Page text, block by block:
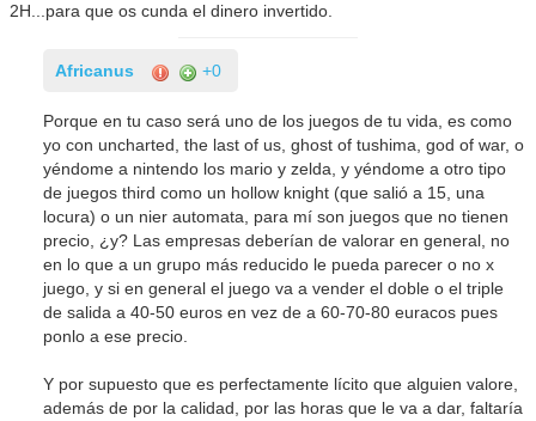
2H...para que os cunda el dinero invertido.
Africanus +0
Porque en tu caso será uno de los juegos de tu vida, es como
yo con uncharted, the last of us, ghost of tushima, god of war, o
yéndome a nintendo los mario y zelda, y yéndome a otro tipo
de juegos third como un hollow knight (que salió a 15, una
locura) o un nier automata, para mí son juegos que no tienen
precio, ¿y? Las empresas deberían de valorar en general, no
en lo que a un grupo más reducido le pueda parecer o no x
juego, y si en general el juego va a vender el doble o el triple
de salida a 40-50 euros en vez de a 60-70-80 euracos pues
ponlo a ese precio.
Y por supuesto que es perfectamente lícito que alguien valore,
además de por la calidad, por las horas que le va a dar, faltaría